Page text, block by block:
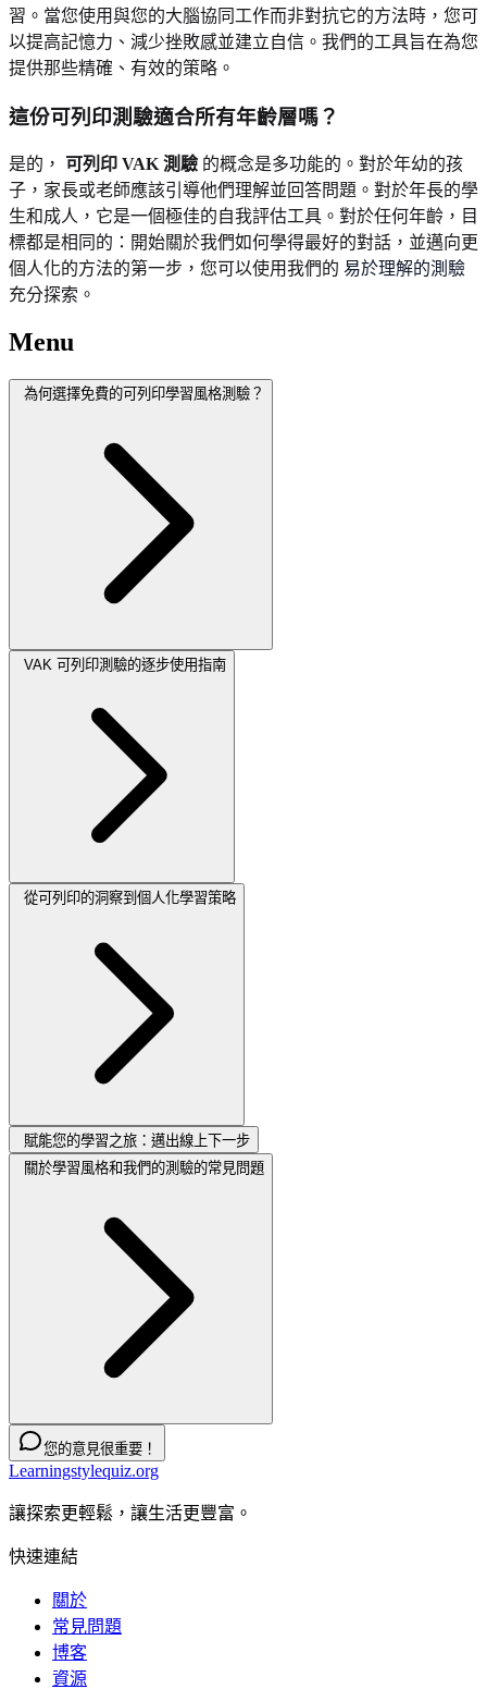
習。當您使用與您的大腦協同工作而非對抗它的方法時，您可
以提高記憶力、減少挫敗感並建立自信。我們的工具旨在為您
提供那些精確、有效的策略。
這份可列印測驗適合所有年齡層嗎？
是的， 可列印 VAK 測驗 的概念是多功能的。對於年幼的孩
子，家長或老師應該引導他們理解並回答問題。對於年長的學
生和成人，它是一個極佳的自我評估工具。對於任何年齡，目
標都是相同的：開始關於我們如何學得最好的對話，並邁向更
個人化的方法的第一步，您可以使用我們的 易於理解的測驗
充分探索。
Menu
為何選擇免費的可列印學習風格測驗？
VAK 可列印測驗的逐步使用指南
從可列印的洞察到個人化學習策略
賦能您的學習之旅：邁出線上下一步
關於學習風格和我們的測驗的常見問題
您的意見很重要！
Learningstylequiz.org
讓探索更輕鬆，讓生活更豐富。
快速連結
關於
常見問題
博客
資源